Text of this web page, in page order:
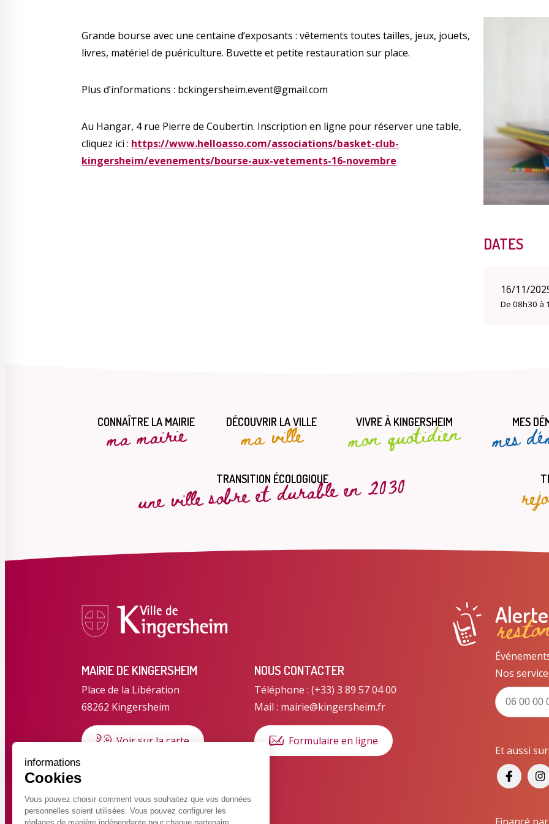
informations
Cookies
Vous pouvez choisir comment vous souhaitez que vos données
personnelles soient utilisées. Vous pouvez configurer les
réglages de manière indépendante pour chaque partenaire.
Grande bourse avec une centaine d’exposants : vêtements toutes tailles, jeux, jouets,
livres, matériel de puériculture. Buvette et petite restauration sur place.
Plus d’informations : bckingersheim.event@gmail.com
Au Hangar, 4 rue Pierre de Coubertin. Inscription en ligne pour réserver une table,
cliquez ici : https://www.helloasso.com/associations/basket-club-
kingersheim/evenements/bourse-aux-vetements-16-novembre
DATES
16/11/
De 08h30 à
CONNAÎTRE LA MAIRIE
ma mairie DÉCOUVRIR LA VILLE
ma ville VIVRE À KINGERSHEIM
mon quotidien MES
mes
TRANSITION ÉCOLOGIQUE
une ville sobre et durable en 2030
MAIRIE DE KINGERSHEIM
Place de la Libération
68262 Kingersheim
Voir sur la carte
NOUS CONTACTER
Téléphone : (+33) 3 89 57 04 00
Mail : mairie@kingersheim.fr
Formulaire en ligne
Horaires d'été du 6 juillet au 28
août 2026
Nos
Et aussi